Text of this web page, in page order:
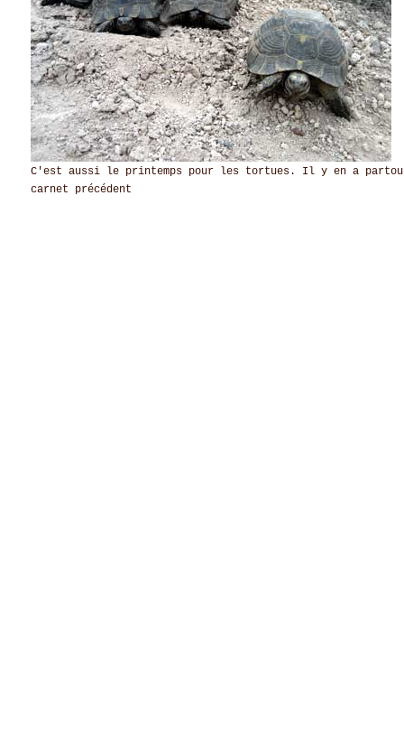
C'est aussi le printemps pour les tortues. Il y en a
carnet précédent